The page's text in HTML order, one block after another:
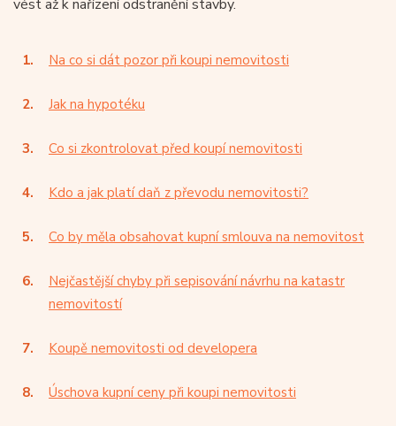
vést až k nařízení odstranění stavby.
Na co si dát pozor při koupi nemovitosti
Jak na hypotéku
Co si zkontrolovat před koupí nemovitosti
Kdo a jak platí daň z převodu nemovitosti?
Co by měla obsahovat kupní smlouva na nemovitost
Nejčastější chyby při sepisování návrhu na katastr
nemovitostí
Koupě nemovitosti od developera
Úschova kupní ceny při koupi nemovitosti